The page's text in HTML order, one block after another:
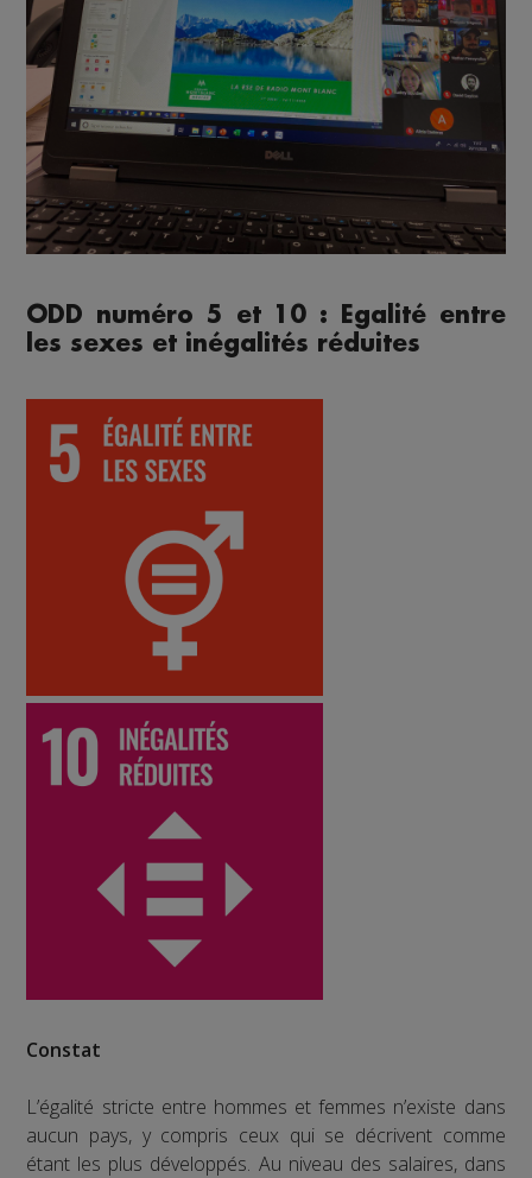
ODD numéro 5 et 10 : Egalité entre
les sexes et inégalités réduites
Constat
L’égalité stricte entre hommes et femmes n’existe dans
aucun pays, y compris ceux qui se décrivent comme
étant les plus développés. Au niveau des salaires, dans